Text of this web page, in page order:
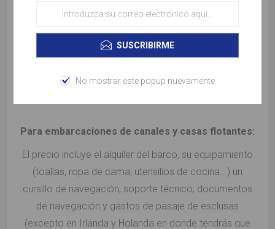
El precio NO incluye Extras, combustible, gastos de
amarre, rellenar el tanque de agua / combustible,
comidas los traslados (hacia o desde) nuestras bases.
Se debe considerar que los viajeros deberán
Para embarcaciones de canales y casas flotantes:
El precio incluye el alquiler del barco, su equipamiento
(toallas, ropa de cama, utensilios de cocina...) un
cursillo de navegación, soporte técnico, documentos
de navegación y gastos de pasaje de esclusas
(excepto en Irlanda y Holanda en donde tendrás que
SUSCRIBIRME
No mostrar este popup nuevamente